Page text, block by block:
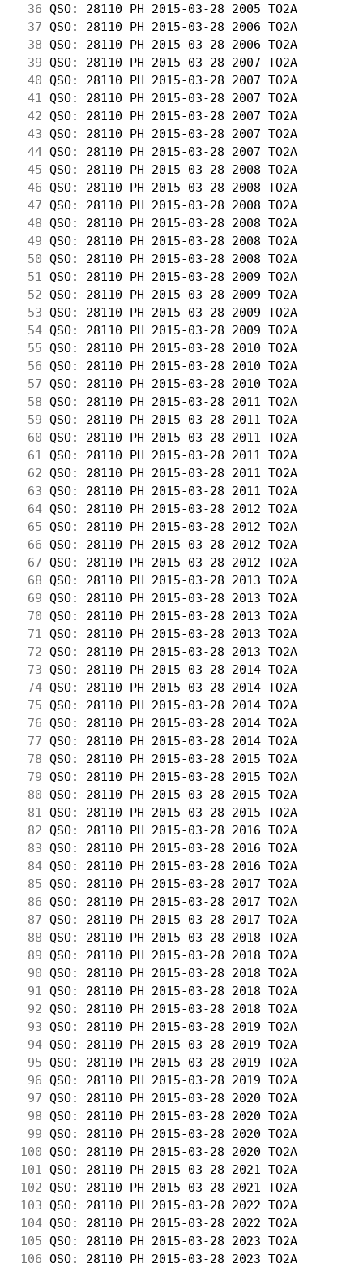
36 QSO: 28110 PH 2015-03-28 2005 TO2A
37 QSO: 28110 PH 2015-03-28 2006 TO2A
38 QSO: 28110 PH 2015-03-28 2006 TO2A
39 QSO: 28110 PH 2015-03-28 2007 TO2A
40 QSO: 28110 PH 2015-03-28 2007 TO2A
41
QSO: 28110 PH 2015-03-28 2007 TO2A
42 QSO: 28110 PH 2015-03-28 2007 TO2A
43 QSO: 28110 PH 2015-03-28 2007 TO2A
44 QSO: 28110 PH 2015-03-28 2007 TO2A
45 QSO: 28110 PH 2015-03-28 2008 TO2A
46 QSO: 28110 PH 2015-03-28 2008 TO2A
47 QSO: 28110 PH 2015-03-28 2008 TO2A
48 QSO: 28110 PH 2015-03-28 2008 TO2A
49 QSO: 28110 PH 2015-03-28 2008 TO2A
50 QSO: 28110 PH 2015-03-28 2008 TO2A
51
QSO: 28110 PH 2015-03-28 2009 TO2A
52 QSO: 28110 PH 2015-03-28 2009 TO2A
53 QSO: 28110 PH 2015-03-28 2009 TO2A
54 QSO: 28110 PH 2015-03-28 2009 TO2A
55 QSO: 28110 PH 2015-03-28 2010 TO2A
56 QSO: 28110 PH 2015-03-28 2010 TO2A
57 QSO: 28110 PH 2015-03-28 2010 TO2A
58 QSO: 28110 PH 2015-03-28 2011 TO2A
59 QSO: 28110 PH 2015-03-28 2011 TO2A
60 QSO: 28110 PH 2015-03-28 2011 TO2A
61
QSO: 28110 PH 2015-03-28 2011 TO2A
62 QSO: 28110 PH 2015-03-28 2011 TO2A
63 QSO: 28110 PH 2015-03-28 2011 TO2A
64 QSO: 28110 PH 2015-03-28 2012 TO2A
65 QSO: 28110 PH 2015-03-28 2012 TO2A
66 QSO: 28110 PH 2015-03-28 2012 TO2A
67 QSO: 28110 PH 2015-03-28 2012 TO2A
68 QSO: 28110 PH 2015-03-28 2013 TO2A
69 QSO: 28110 PH 2015-03-28 2013 TO2A
70 QSO: 28110 PH 2015-03-28 2013 TO2A
71
QSO: 28110 PH 2015-03-28 2013 TO2A
72 QSO: 28110 PH 2015-03-28 2013 TO2A
73 QSO: 28110 PH 2015-03-28 2014 TO2A
74 QSO: 28110 PH 2015-03-28 2014 TO2A
75 QSO: 28110 PH 2015-03-28 2014 TO2A
76 QSO: 28110 PH 2015-03-28 2014 TO2A
77 QSO: 28110 PH 2015-03-28 2014 TO2A
78 QSO: 28110 PH 2015-03-28 2015 TO2A
79 QSO: 28110 PH 2015-03-28 2015 TO2A
80 QSO: 28110 PH 2015-03-28 2015 TO2A
81
QSO: 28110 PH 2015-03-28 2015 TO2A
82 QSO: 28110 PH 2015-03-28 2016 TO2A
83 QSO: 28110 PH 2015-03-28 2016 TO2A
84 QSO: 28110 PH 2015-03-28 2016 TO2A
85 QSO: 28110 PH 2015-03-28 2017 TO2A
86 QSO: 28110 PH 2015-03-28 2017 TO2A
87 QSO: 28110 PH 2015-03-28 2017 TO2A
88 QSO: 28110 PH 2015-03-28 2018 TO2A
89 QSO: 28110 PH 2015-03-28 2018 TO2A
90 QSO: 28110 PH 2015-03-28 2018 TO2A
91
QSO: 28110 PH 2015-03-28 2018 TO2A
92 QSO: 28110 PH 2015-03-28 2018 TO2A
93 QSO: 28110 PH 2015-03-28 2019 TO2A
94 QSO: 28110 PH 2015-03-28 2019 TO2A
95 QSO: 28110 PH 2015-03-28 2019 TO2A
96 QSO: 28110 PH 2015-03-28 2019 TO2A
97 QSO: 28110 PH 2015-03-28 2020 TO2A
98 QSO: 28110 PH 2015-03-28 2020 TO2A
99 QSO: 28110 PH 2015-03-28 2020 TO2A
100 QSO: 28110 PH 2015-03-28 2020 TO2A
101
QSO: 28110 PH 2015-03-28 2021 TO2A
102 QSO: 28110 PH 2015-03-28 2021 TO2A
103 QSO: 28110 PH 2015-03-28 2022 TO2A
104 QSO: 28110 PH 2015-03-28 2022 TO2A
105 QSO: 28110 PH 2015-03-28 2023 TO2A
106 QSO: 28110 PH 2015-03-28 2023 TO2A